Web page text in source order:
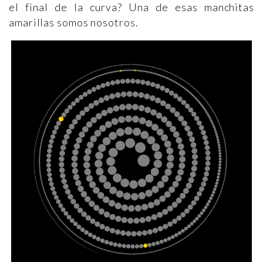
el final de la curva? Una de esas manchitas
amarillas somos nosotros.